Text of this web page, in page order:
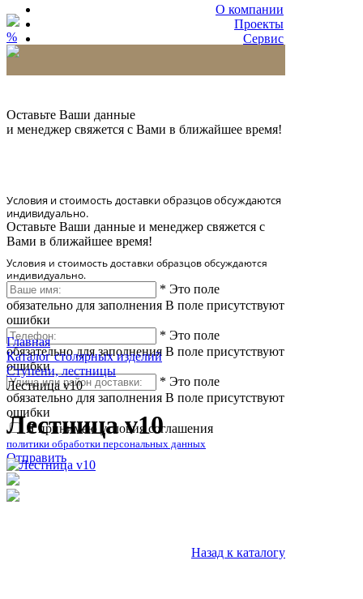
О компании
Проекты
Сервис
%
Оставьте Ваши данные
и менеджер свяжется с Вами в ближайшее время!
Условия и стоимость доставки образцов обсуждаются
индивидуально.
Оставьте Ваши данные и менеджер свяжется с
Вами в ближайшее время!
Условия и стоимость доставки образцов обсуждаются
индивидуально.
* Это поле
обязательно для заполнения В поле присутствуют
ошибки
* Это поле
обязательно для заполнения В поле присутствуют
ошибки
* Это поле
обязательно для заполнения В поле присутствуют
ошибки
Я принимаю условия соглашения
политики обработки персональных данных
Отправить
Главная
Каталог столярных изделий
Ступени, лестницы
Лестница v10
Лестница v10
Назад к каталогу